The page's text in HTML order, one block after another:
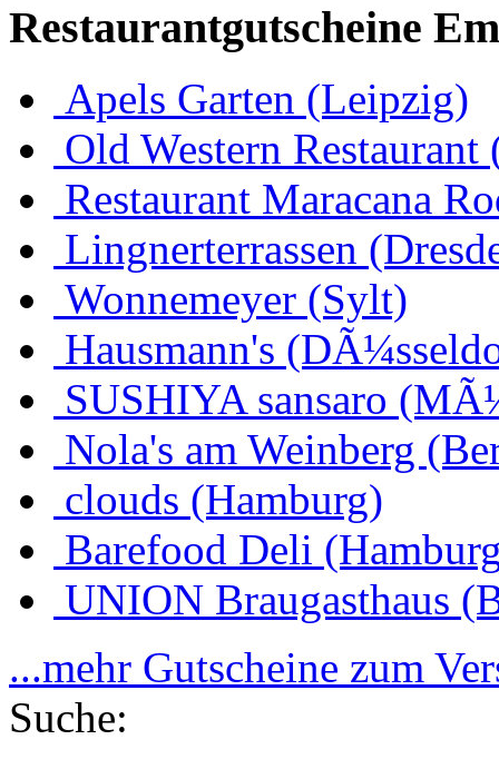
Restaurantgutscheine
Apels Garten (Leipzig)
Old Western Restaurant
Restaurant Maracana
Lingnerterrassen
Wonnemeyer (Sylt)
Hausmann's
SUSHIYA sansaro
Nola's am Weinberg
clouds (Hamburg)
Barefood Deli
UNION Braugasthaus
...mehr Gutscheine zum
Suche: